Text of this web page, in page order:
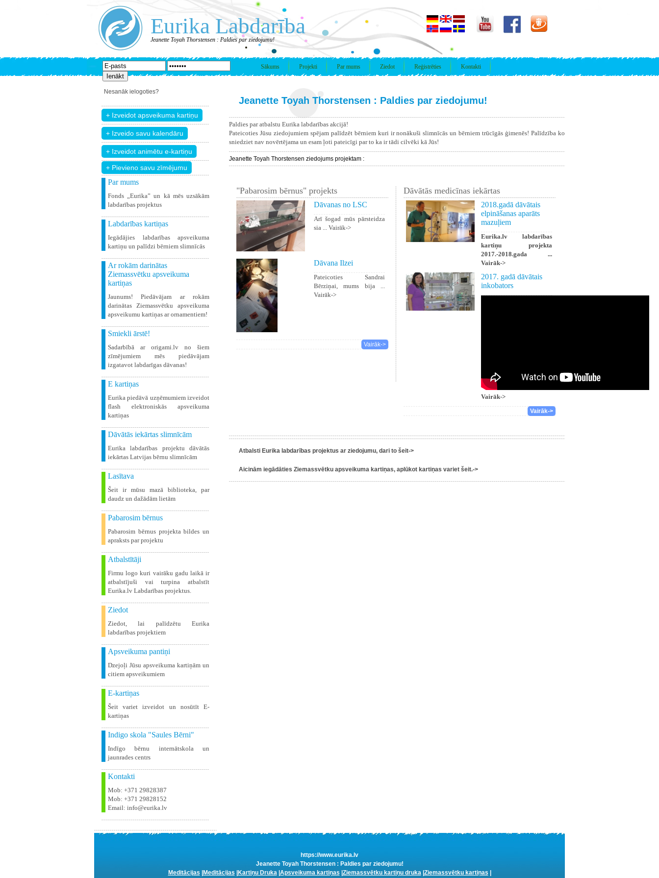
Eurika Labdarība
Jeanette Toyah Thorstensen : Paldies par ziedojumu!
Sākums Projekti Par mums Ziedot Reģistrēties Kontakti
Nesanāk ielogoties?
+ Pievieno savu zīmējumu
Par mums
Fonds „Eurika” un kā mēs uzsākām
labdarības projektus
Labdarības kartiņas
Iegādājies labdarības apsveikuma
kartiņu un palīdzi bērniem slimnīcās
Ar rokām darinātas
Ziemassvētku apsveikuma
kartiņas
Jaunums! Piedāvājam ar rokām
darinātas Ziemassvētku apsveikuma
apsveikumu kartiņas ar ornamentiem!
Smiekli ārstē!
Sadarbībā ar origami.lv no šiem
zīmējumiem mēs piedāvājam
izgatavot labdarīgas dāvanas!
E kartiņas
Eurika piedāvā uzņēmumiem izveidot
flash elektroniskās apsveikuma
kartiņas
Dāvātās iekārtas slimnīcām
Eurika labdarības projektu dāvātās
iekārtas Latvijas bērnu slimnīcām
Lasītava
Šeit ir mūsu mazā biblioteka, par
daudz un dažādām lietām
Pabarosim bērnus
Pabarosim bērnus projekta bildes un
apraksts par projektu
Atbalstītāji
Firmu logo kuri vairāku gadu laikā ir
atbalstījuši vai turpina atbalstīt
Eurika.lv Labdarības projektus.
Ziedot
Ziedot, lai palīdzētu Eurika
labdarības projektiem
Apsveikuma pantiņi
Dzejoļi Jūsu apsveikuma kartiņām un
citiem apsveikumiem
E-kartiņas
Šeit variet izveidot un nosūtīt E-
kartiņas
Indigo skola "Saules Bērni"
Indīgo bērnu internātskola un
jaunrades centrs
Kontakti
Mob: +371 29828387
Mob: +371 29828152
Email: info@eurika.lv
Jeanette Toyah Thorstensen : Paldies par ziedojumu!
Paldies par atbalstu Eurika labdarības akcijā!
Pateicoties Jūsu ziedojumiem spējam palīdzēt bērniem kuri ir nonākuši slimnīcās un bērniem trūcīgās ģimenēs! Palīdzība ko
sniedziet nav novērtējama un esam ļoti pateicīgi par to ka ir tādi cilvēki kā Jūs!
Jeanette Toyah Thorstensen ziedojums projektam :
"Pabarosim bērnus" projekts
Dāvanas no LSC
Arī šogad mūs pārsteidza
sia ... Vairāk->
Dāvana Ilzei
Pateicoties Sandrai
Bērziņai, mums bija ...
Vairāk->
Vairāk->
Dāvātās medicīnas iekārtas
2018.gadā dāvātais
elpināšanas aparāts
mazuļiem
Eurika.lv labdarības
kartiņu projekta
2017.-2018.gada ...
Vairāk->
2017. gadā dāvātais
inkobators
Vairāk->
Vairāk->
Atbalsti Eurika labdarības projektus ar ziedojumu, dari to šeit->
Aicinām iegādāties Ziemassvētku apsveikuma kartiņas, aplūkot kartiņas variet šeit.->
https://www.eurika.lv
Jeanette Toyah Thorstensen : Paldies par ziedojumu!
Meditācijas
Meditācijas Kartiņu Druka| Apsveikuma kartiņas Ziemassvētku kartiņu druka| Ziemassvētku kartiņas